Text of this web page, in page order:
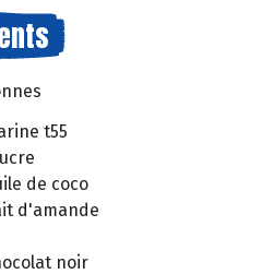
t55
de coco
d'amande
noir